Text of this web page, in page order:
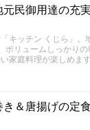
元民御用達の充
キッチン くじら」。
ボリュームしっかり
家庭料理が楽しめます
き＆唐揚げの